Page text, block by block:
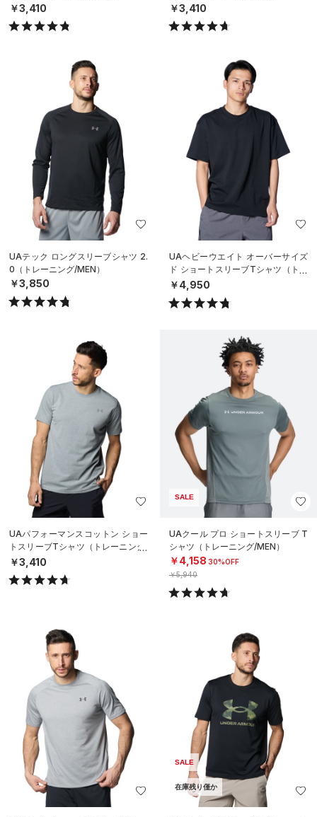
￥3,410 ￥3,410
UAテック ロングスリーブシャツ 2.
0（トレーニング/MEN）
￥3,850
UAヘビーウエイト オーバーサイズ
ド ショートスリーブTシャツ（トレ
ーニング/MEN）
￥4,950
UAパフォーマンスコットン ショー
トスリーブTシャツ（トレーニング/
MEN）
￥3,410
SALE
UAクール プロ ショートスリーブ T
シャツ（トレーニング/MEN）
￥4,158 30%OFF
￥5,940
SALE
在庫残り僅か